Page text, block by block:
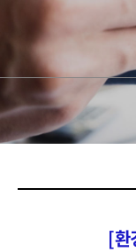
[환